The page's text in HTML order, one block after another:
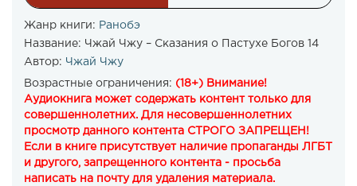
Жанр книги: Ранобэ
Название: Чжай Чжу – Сказания о Пастухе Богов 14
Автор: Чжай Чжу
Возрастные ограничения: (18+) Внимание!
Аудиокнига может содержать контент только для
совершеннолетних. Для несовершеннолетних
просмотр данного контента СТРОГО ЗАПРЕЩЕН!
Если в книге присутствует наличие пропаганды ЛГБТ
и другого, запрещенного контента - просьба
написать на почту для удаления материала.